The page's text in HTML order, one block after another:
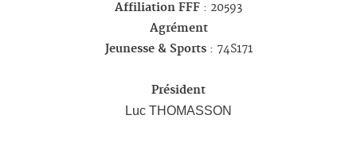
Affiliation FFF : 20593
Agrément
Jeunesse & Sports: 74S171
Président
Luc THOMASSON